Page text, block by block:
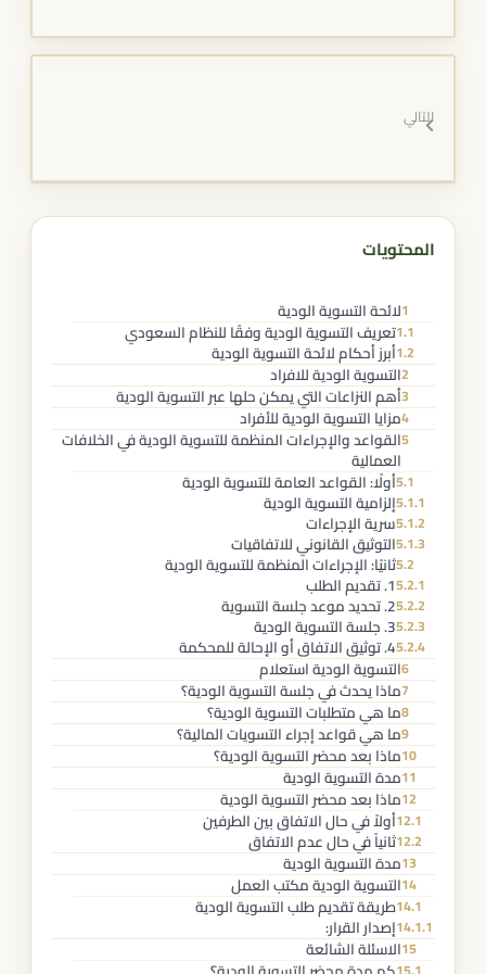
التالي
المحتويات
1لائحة التسوية الودية
1.1تعريف التسوية الودية وفقًا للنظام السعودي
1.2أبرز أحكام لائحة التسوية الودية
2التسوية الودية للافراد
3أهم النزاعات التي يمكن حلها عبر التسوية الودية
4مزايا التسوية الودية للأفراد
5القواعد والإجراءات المنظمة للتسوية الودية في الخلافات
العمالية
5.1أولًا: القواعد العامة للتسوية الودية
5.1.1إلزامية التسوية الودية
5.1.2سرية الإجراءات
5.1.3التوثيق القانوني للاتفاقيات
5.2ثانيًا: الإجراءات المنظمة للتسوية الودية
5.2.11. تقديم الطلب
5.2.22. تحديد موعد جلسة التسوية
5.2.33. جلسة التسوية الودية
5.2.44. توثيق الاتفاق أو الإحالة للمحكمة
6التسوية الودية استعلام
7ماذا يحدث في جلسة التسوية الودية؟
8ما هي متطلبات التسوية الودية؟
9ما هي قواعد إجراء التسويات المالية؟
10ماذا بعد محضر التسوية الودية؟
11مدة التسوية الودية
12ماذا بعد محضر التسوية الودية
12.1أولاً في حال الاتفاق بين الطرفين
12.2ثانياً في حال عدم الاتفاق
13مدة التسوية الودية
14التسوية الودية مكتب العمل
14.1طريقة تقديم طلب التسوية الودية
14.1.1إصدار القرار:
15الاسئلة الشائعة